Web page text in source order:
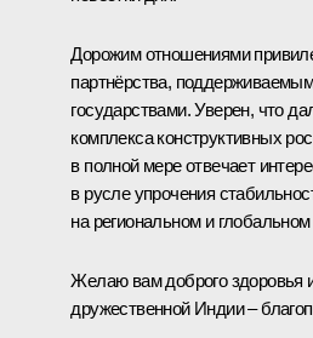
Дорожим отношениями
партнёрства,
государствами. Уверен, что
комплекса конструктивных
в полной мере отвечает
в русле упрочения
на региональном и
Желаю вам доброго здоровья
дружественной Индии –